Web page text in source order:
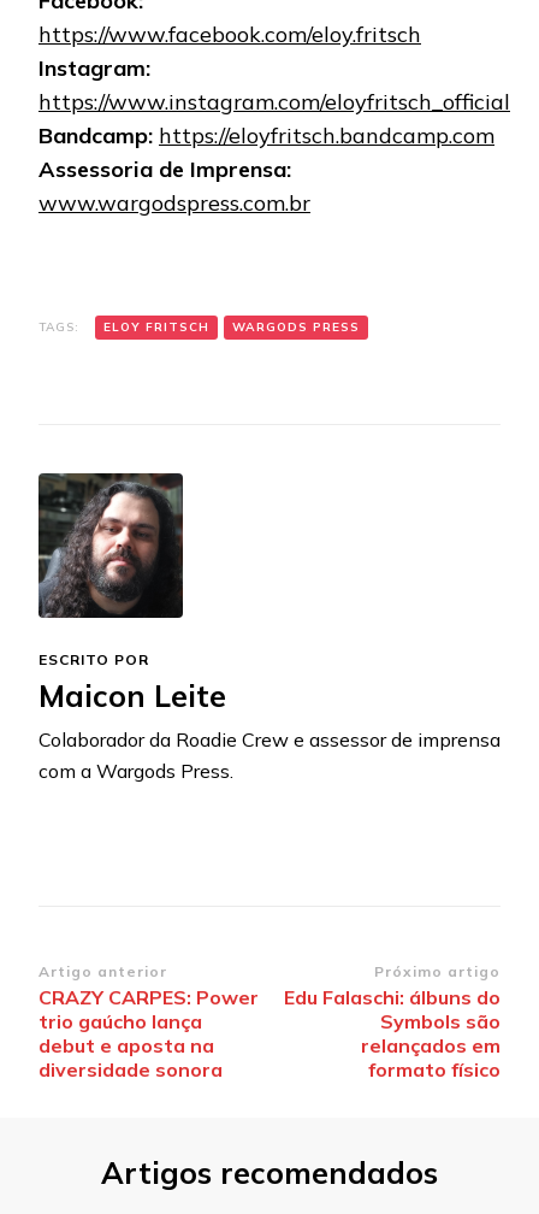
https://www.facebook.com/eloy.fritsch
Instagram:
https://www.instagram.com/eloyfritsch_official
Bandcamp: https://eloyfritsch.bandcamp.com
Assessoria de Imprensa:
www.wargodspress.com.br
TAGS: ELOY FRITSCH WARGODS PRESS
ESCRITO POR
Maicon Leite
Colaborador da Roadie Crew e assessor de imprensa
com a Wargods Press.
Navegação
de
post
Artigo anterior
CRAZY CARPES: Power
trio gaúcho lança
debut e aposta na
diversidade sonora
Próximo artigo
Edu Falaschi: álbuns do
Symbols são
relançados em
formato físico
Artigos recomendados